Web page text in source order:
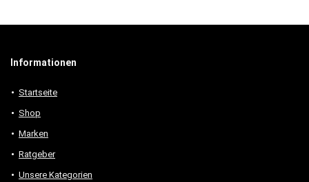
Informationen
Startseite
Shop
Marken
Ratgeber
Unsere Kategorien